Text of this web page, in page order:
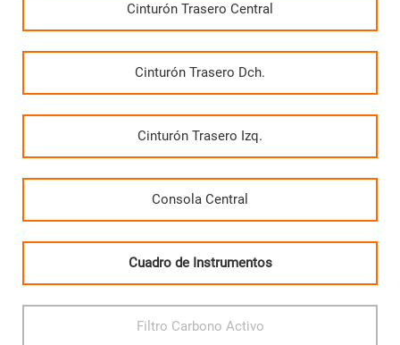
Cinturón Trasero Central
Cinturón Trasero Dch.
Cinturón Trasero Izq.
Consola Central
Cuadro de Instrumentos
Filtro Carbono Activo